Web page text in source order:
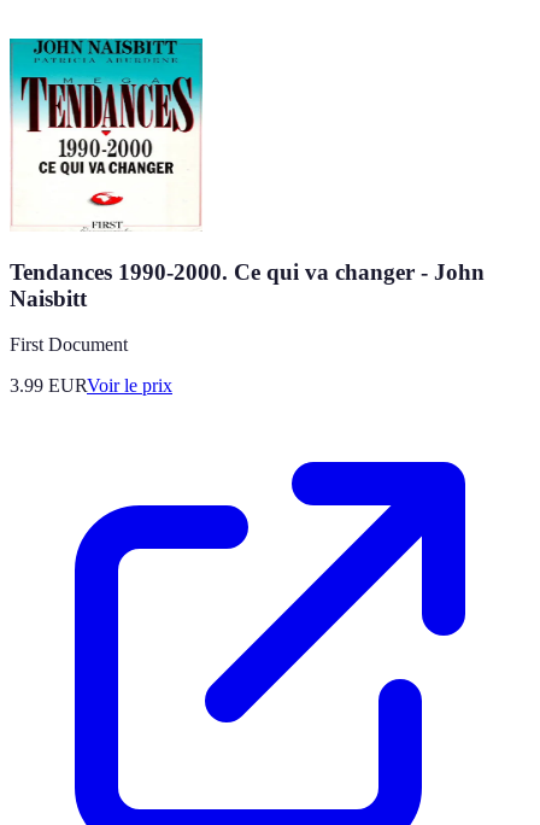
Tendances 1990-2000. Ce qui va changer - John
Naisbitt
First Document
3.99 EURVoir le prix